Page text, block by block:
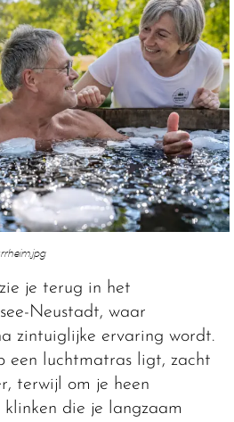
je terug in het
Neustadt, waar
zintuiglijke ervaring wordt.
een luchtmatras ligt, zacht
terwijl om je heen
klinken die je langzaam